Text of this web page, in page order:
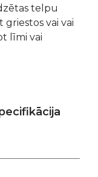
telpu
griestos vai vai
līmi vai